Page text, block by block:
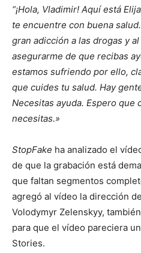
“¡Hola, Vladimir! Aquí está
te encuentre con buena
gran adicción a las drogas y
asegurarme de que recibas
estamos sufriendo por ello,
que cuides tu salud. Hay
Necesitas ayuda. Espero que
necesitas.»
StopFake ha analizado el
de que la grabación está
que faltan segmentos
agregó al vídeo la dirección
Volodymyr Zelenskyy,
para que el vídeo pareciera
Stories.